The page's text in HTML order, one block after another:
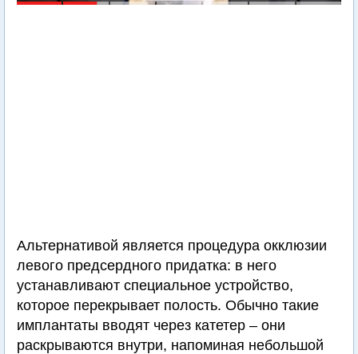
Альтернативой является процедура окклюзии
левого предсердного придатка: в него
устанавливают специальное устройство,
которое перекрывает полость. Обычно такие
имплантаты вводят через катетер – они
раскрываются внутри, напоминая небольшой